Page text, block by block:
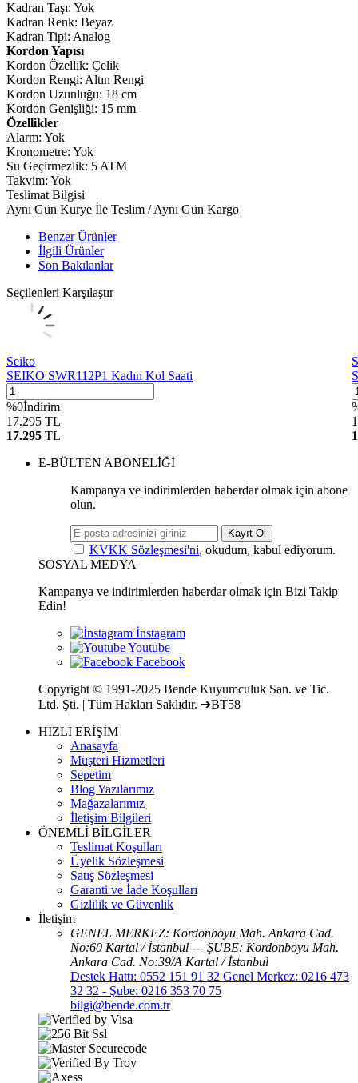
Kadran Taşı: Yok
Kadran Renk: Beyaz
Kadran Tipi: Analog
Kordon Yapısı
Kordon Özellik: Çelik
Kordon Rengi: Altın Rengi
Kordon Uzunluğu: 18 cm
Kordon Genişliği: 15 mm
Özellikler
Alarm: Yok
Kronometre: Yok
Su Geçirmezlik: 5 ATM
Takvim: Yok
Teslimat Bilgisi
Aynı Gün Kurye İle Teslim / Aynı Gün Kargo
Benzer Ürünler
İlgili Ürünler
Son Bakılanlar
Seçilenleri Karşılaştır
Seiko
SEIKO SWR112P1 Kadın Kol Saati
%0İndirim
17.295 TL
17.295 TL
E-BÜLTEN ABONELİĞİ
Kampanya ve indirimlerden haberdar olmak için abone
olun.
Kayıt Ol
KVKK Sözleşmesi'ni, okudum, kabul ediyorum.
SOSYAL MEDYA
Kampanya ve indirimlerden haberdar olmak için Bizi Takip
Edin!
Copyright © 1991-2025 Bende Kuyumculuk San. ve Tic.
Ltd. Şti. | Tüm Hakları Saklıdır. ➔BT58
HIZLI ERİŞİM
Anasayfa
Müşteri Hizmetleri
Sepetim
Blog Yazılarımız
Mağazalarımız
İletişim Bilgileri
ÖNEMLİ BİLGİLER
Teslimat Koşulları
Üyelik Sözleşmesi
Satış Sözleşmesi
Garanti ve İade Koşulları
Gizlilik ve Güvenlik
İletişim
GENEL MERKEZ: Kordonboyu Mah. Ankara Cad.
No:60 Kartal / İstanbul --- ŞUBE: Kordonboyu Mah.
Ankara Cad. No:39/A Kartal / İstanbul
Destek Hattı: 0552 151 91 32 Genel Merkez: 0216 473
32 32 - Şube: 0216 353 70 75
bilgi@bende.com.tr